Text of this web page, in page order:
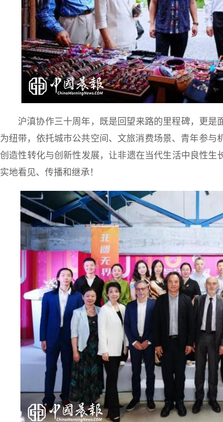
沪滇协作三十周年，既是回望来路的里程碑，更
为纽带，依托城市公共空间、文旅消费场景、青年参
创造性转化与创新性发展，让非遗在当代生活中良性
实地看见、传播和继承！